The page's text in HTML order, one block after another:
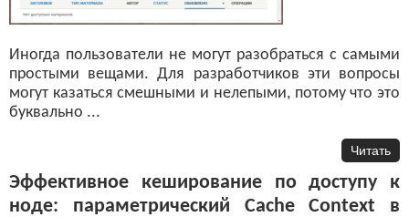
Иногда пользователи не могут разобраться с самыми
простыми вещами. Для разработчиков эти вопросы
могут казаться смешными и нелепыми, потому что это
буквально ...
Читать
Эффективное кеширование по доступу к
ноде: параметрический Cache Context в